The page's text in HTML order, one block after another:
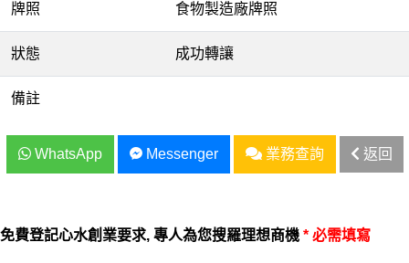
牌照 食物製造廠牌照
狀態 成功轉讓
備註
WhatsApp Messenger 業務查詢 返回
免費登記心水創業要求, 專人為您搜羅理想商機 * 必需填寫